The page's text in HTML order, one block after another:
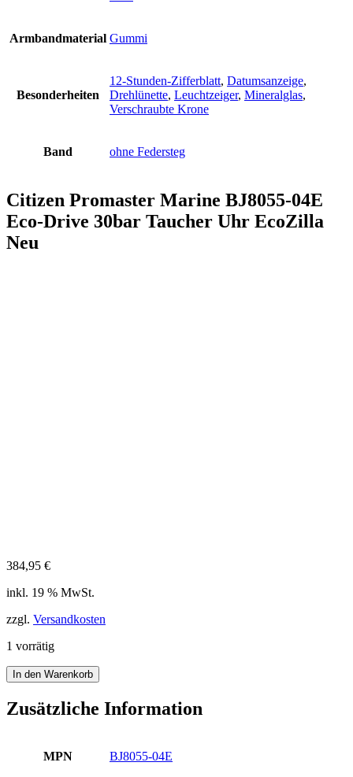
Armbandmaterial Gummi
Besonderheiten
12-Stunden-Zifferblatt, Datumsanzeige,
Drehlünette, Leuchtzeiger, Mineralglas,
Verschraubte Krone
Band ohne Federsteg
Citizen Promaster Marine BJ8055-04E
Eco-Drive 30bar Taucher Uhr EcoZilla
Neu
384,95 €
inkl. 19 % MwSt.
zzgl. Versandkosten
1 vorrätig
Citizen
Promaster
Marine
BJ8055-
In den Warenkorb
Zusätzliche Information
MPN BJ8055-04E